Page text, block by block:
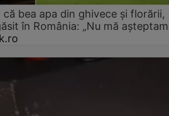
bea apa din ghivece și florării,
în România: „Nu mă